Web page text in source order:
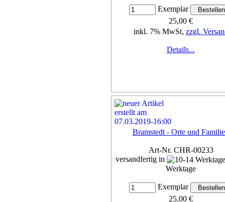
Exemplar
25,00 €
inkl. 7% MwSt, zzgl.
Details...
Bramstedt - Orte und
Art-Nr. CHR-00233
versandfertig in
Werktage
Exemplar
25,00 €